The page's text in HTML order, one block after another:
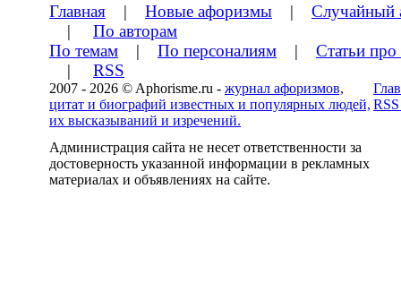
Главная | Новые афоризмы | Случайный
| По авторам
По темам | По персоналиям | Статьи
| RSS
2007 - 2026 © Aphorisme.ru - журнал афоризмов,
цитат и биографий известных и популярных людей,
их высказываний и изречений.
Администрация сайта не несет ответственности за
достоверность указанной информации в рекламных
материалах и объявлениях на сайте.